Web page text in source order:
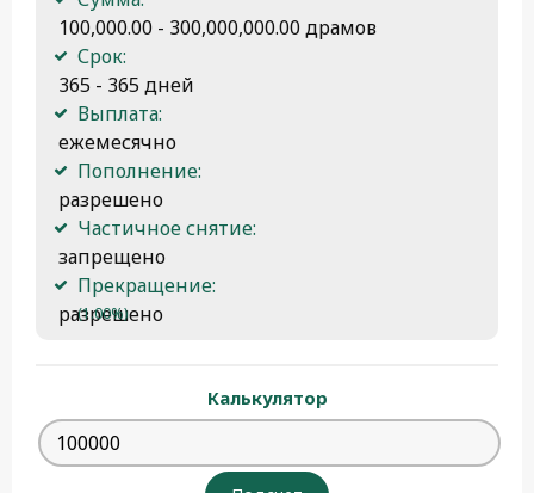
100,000.00 - 300,000,000.00 драмов
Срок:
365 - 365 дней
Выплата:
ежемесячно
Пополнение:
разрешено
Частичное снятие:
запрещено
Прекращение:
разрешено
(1.00%)
Калькулятор